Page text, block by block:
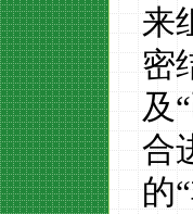
来
密
及“
合
的“